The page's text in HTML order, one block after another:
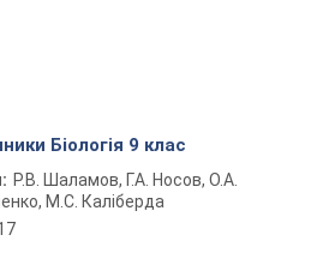
Біологія 9 клас
Р.В. Шаламов, Г.А. Носов, О.А.
М.С. Каліберда